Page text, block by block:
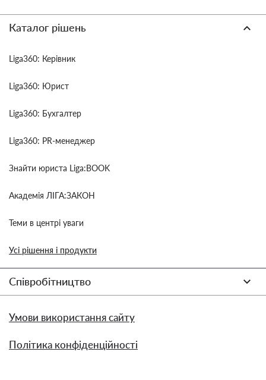
Каталог рішень
Liga360: Керівник
Liga360: Юрист
Liga360: Бухгалтер
Liga360: PR-менеджер
Знайти юриста Liga:BOOK
Академія ЛІГА:ЗАКОН
Теми в центрі уваги
Усі рішення і продукти
Співробітництво
Умови використання сайту
Політика конфіденційності